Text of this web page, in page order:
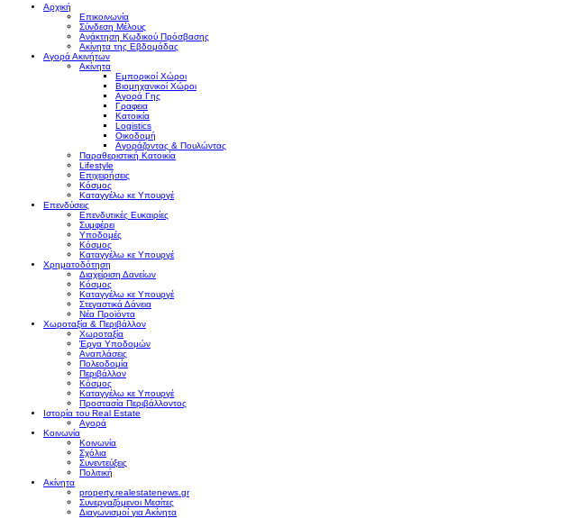
Αρχική
Επικοινωνία
Σύνδεση Μέλους
Ανάκτηση Κωδικού Πρόσβασης
Ακίνητα της Εβδομάδας
Αγορά Ακινήτων
Ακίνητα
Εμπορικοί Χώροι
Βιομηχανικοί Χώροι
Αγορά Γης
Γραφεια
Κατοικία
Logistics
Οικοδομή
Αγοράζοντας & Πουλώντας
Παραθεριστική Κατοικία
Lifestyle
Επιχειρήσεις
Κόσμος
Καταγγέλω κε Υπουργέ
Επενδύσεις
Επενδυτικές Ευκαιρίες
Συμφέρει
Υποδομές
Κόσμος
Καταγγέλω κε Υπουργέ
Χρηματοδότηση
Διαχείριση Δανείων
Κόσμος
Καταγγέλω κε Υπουργέ
Στεγαστικά Δάνεια
Νέα Προϊόντα
Χωροταξία & Περιβάλλον
Χωροταξία
Έργα Υποδομών
Αναπλάσεις
Πολεοδομία
Περιβάλλον
Κόσμος
Καταγγέλω κε Υπουργέ
Προστασία Περιβάλλοντος
Ιστορία του Real Estate
Αγορά
Κοινωνία
Κοινωνία
Σχόλια
Συνεντεύξεις
Πολιτική
Ακίνητα
property.realestatenews.gr
Συνεργαζόμενοι Μεσίτες
Διαγωνισμοί για Ακίνητα